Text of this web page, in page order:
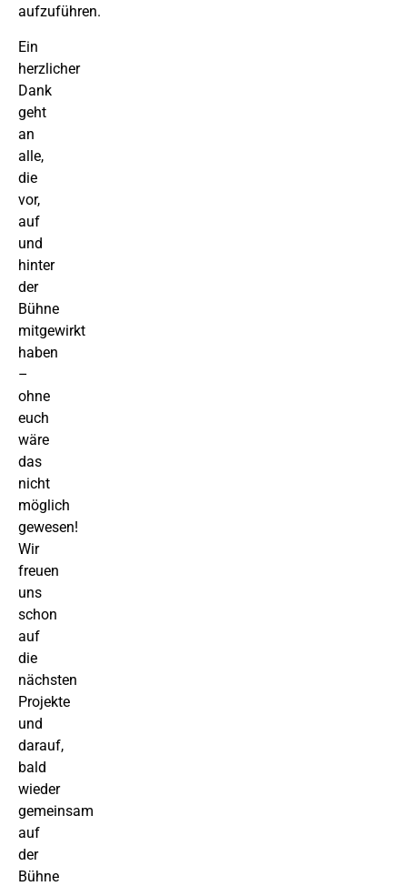
aufzuführen.
Ein
herzlicher
Dank
geht
an
alle,
die
vor,
auf
und
hinter
der
Bühne
mitgewirkt
haben
–
ohne
euch
wäre
das
nicht
möglich
gewesen!
Wir
freuen
uns
schon
auf
die
nächsten
Projekte
und
darauf,
bald
wieder
gemeinsam
auf
der
Bühne